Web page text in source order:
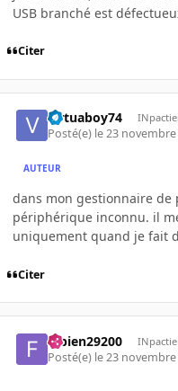
USB branché est
Citer
virtuaboy74
Posté(e) le 23 novembre
AUTEUR
dans mon gestionnaire de
périphérique inconnu. il
uniquement quand je fait
Citer
fabien29200
Posté(e) le 23 novembre